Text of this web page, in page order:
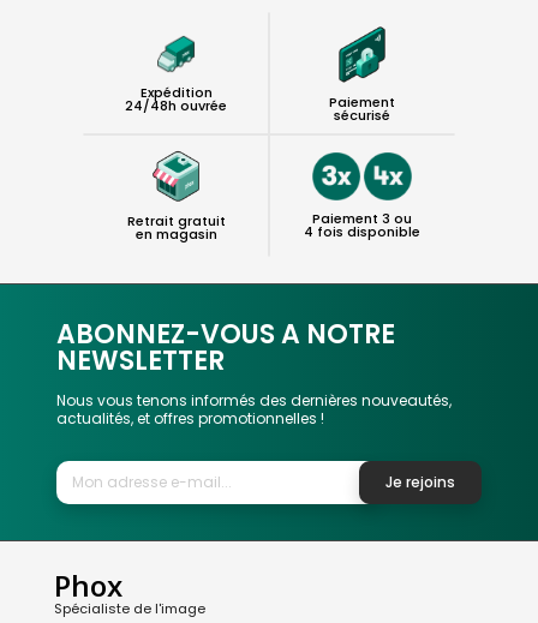
Expédition
24/48h ouvrée Paiement
sécurisé
Retrait gratuit
en magasin
Paiement 3 ou
4 fois disponible
ABONNEZ-VOUS A NOTRE
NEWSLETTER
Nous vous tenons informés des dernières nouveautés,
actualités, et offres promotionnelles !
Je rejoins
Phox
Spécialiste de l'image